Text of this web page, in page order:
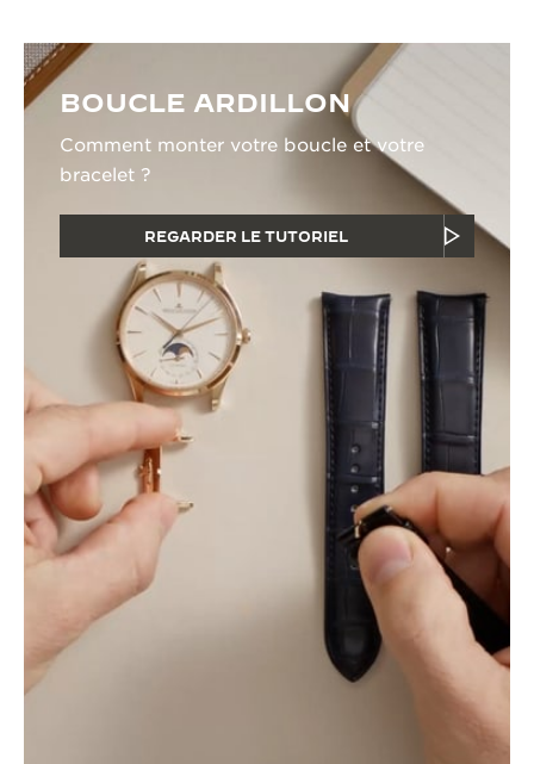
BOUCLE ARDILLON
Comment monter votre boucle et votre
bracelet ?
REGARDER LE TUTORIEL